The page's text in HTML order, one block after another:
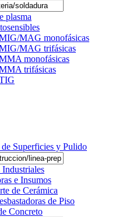
plasma
MAG monofásicas
MAG trifásicas
monofásicas
trifásicas
Superficies y Pulido
e Insumos
de Cerámica
de Piso
Concreto